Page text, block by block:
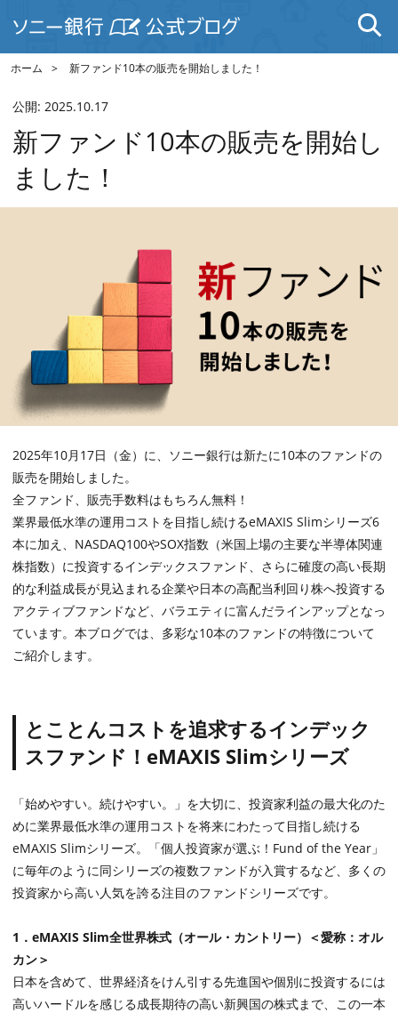
ホーム 新ファンド10本の販売を開始しました！
公開: 2025.10.17
新ファンド10本の販売を開始し
ました！
2025年10月 17日（金）に、ソニー銀行は新たに10本のファンドの
販売を開始しました。
全ファンド、販売手数料はもちろん無料！
業界最低水準の運用コストを目指し続けるeMAXIS Slimシリーズ6
本に加え、 NASDAQ100やSOX指数（米国上場の主要な半導体関連
株指数）に投資するインデックスファンド、さらに確度の高い長期
的な利益成長が見込まれる企業や日本の高配当利回り株へ投資する
アクティブファンドなど、バラエティに富んだラインアップとなっ
ています。本ブログでは、多彩な10本のファンドの特徴について
ご紹介します。
とことんコストを追求するインデック
スファンド！eMAXIS Slimシリーズ
「始めやすい。続けやすい。」を大切に、投資家利益の最大化のた
めに業界最低水準の運用コストを将来にわたって目指し続ける
eMAXIS Slimシリーズ。「個人投資家が選ぶ！ Fund of the Year 」
に毎年のように同シリーズの複数ファンドが入賞するなど、多くの
投資家から高い人気を誇る注目のファンドシリーズです。
1 ． eMAXIS Slim全世界株式（オール・カントリー）＜愛称：オル
カン＞
日本を含めて、世界経済をけん引する先進国や個別に投資するには
高いハードルを感じる成長期待の高い新興国の株式まで、この一本